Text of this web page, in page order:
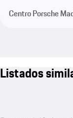
Centro Porsche
Listados